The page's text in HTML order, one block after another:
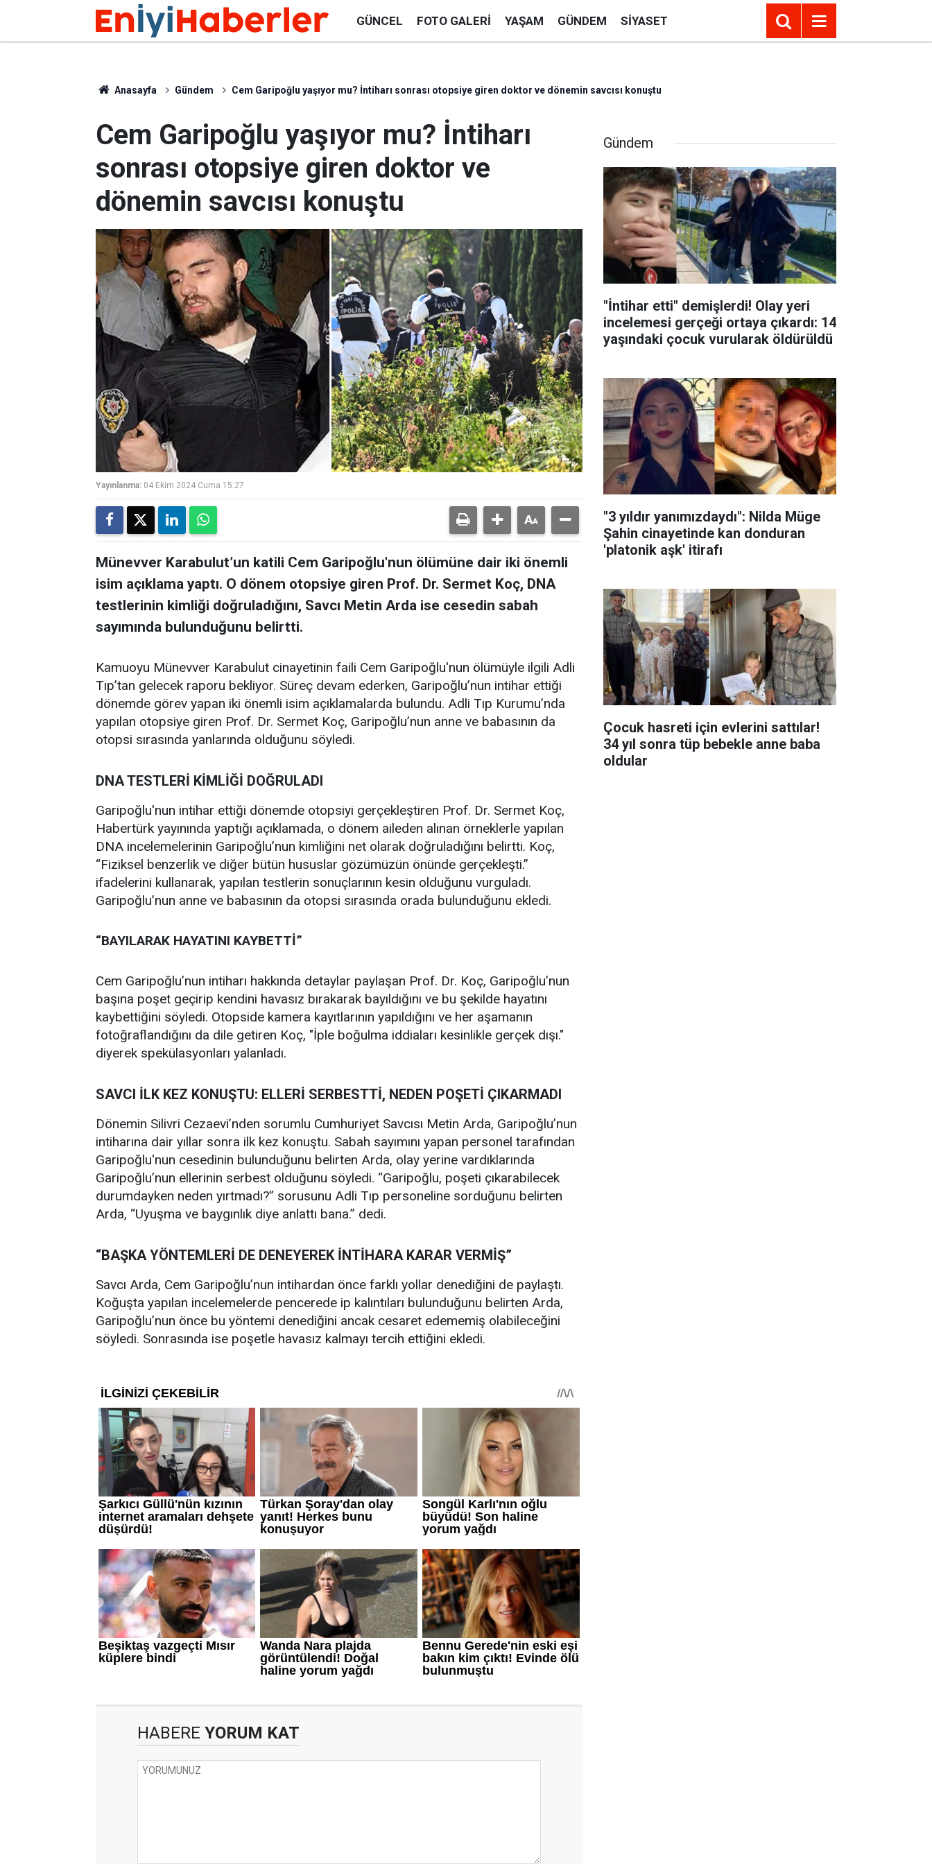
GÜNCEL FOTO GALERI YAŞAM GÜNDEM SIYASET
Anasayfa Gündem Cem Garipoğlu yaşıyor mu? İntiharı sonrası otopsiye giren doktor ve dönemin savcısı konuştu
Cem Garipoğlu yaşıyor mu? İntiharı
sonrası otopsiye giren doktor ve
dönemin savcısı konuştu
Yayınlanma: 04 Ekim 2024 Cuma 15:27
Münevver Karabulut’un katili Cem Garipoğlu'nun ölümüne dair iki önemli
isim açıklama yaptı. O dönem otopsiye giren Prof. Dr. Sermet Koç, DNA
testlerinin kimliği doğruladığını, Savcı Metin Arda ise cesedin sabah
sayımında bulunduğunu belirtti.
Kamuoyu Münevver Karabulut cinayetinin faili Cem Garipoğlu'nun ölümüyle ilgili Adli
Tıp’tan gelecek raporu bekliyor. Süreç devam ederken, Garipoğlu’nun intihar ettiği
dönemde görev yapan iki önemli isim açıklamalarda bulundu. Adli Tıp Kurumu’nda
yapılan otopsiye giren Prof. Dr. Sermet Koç, Garipoğlu’nun anne ve babasının da
otopsi sırasında yanlarında olduğunu söyledi.
DNA TESTLERİ KİMLİĞİ DOĞRULADI
Garipoğlu'nun intihar ettiği dönemde otopsiyi gerçekleştiren Prof. Dr. Sermet Koç,
Habertürk yayınında yaptığı açıklamada, o dönem aileden alınan örneklerle yapılan
DNA incelemelerinin Garipoğlu’nun kimliğini net olarak doğruladığını belirtti. Koç,
“Fiziksel benzerlik ve diğer bütün hususlar gözümüzün önünde gerçekleşti.”
ifadelerini kullanarak, yapılan testlerin sonuçlarının kesin olduğunu vurguladı.
Garipoğlu’nun anne ve babasının da otopsi sırasında orada bulunduğunu ekledi.
“BAYILARAK HAYATINI KAYBETTİ”
Cem Garipoğlu’nun intiharı hakkında detaylar paylaşan Prof. Dr. Koç, Garipoğlu’nun
başına poşet geçirip kendini havasız bırakarak bayıldığını ve bu şekilde hayatını
kaybettiğini söyledi. Otopside kamera kayıtlarının yapıldığını ve her aşamanın
fotoğraflandığını da dile getiren Koç, "İple boğulma iddiaları kesinlikle gerçek dışı."
diyerek spekülasyonları yalanladı.
SAVCI İLK KEZ KONUŞTU: ELLERİ SERBESTTİ, NEDEN POŞETİ ÇIKARMADI
Dönemin Silivri Cezaevi’nden sorumlu Cumhuriyet Savcısı Metin Arda, Garipoğlu’nun
intiharına dair yıllar sonra ilk kez konuştu. Sabah sayımını yapan personel tarafından
Garipoğlu'nun cesedinin bulunduğunu belirten Arda, olay yerine vardıklarında
Garipoğlu’nun ellerinin serbest olduğunu söyledi. “Garipoğlu, poşeti çıkarabilecek
durumdayken neden yırtmadı?” sorusunu Adli Tıp personeline sorduğunu belirten
Arda, “Uyuşma ve baygınlık diye anlattı bana.” dedi.
“BAŞKA YÖNTEMLERİ DE DENEYEREK İNTİHARA KARAR VERMİŞ”
Savcı Arda, Cem Garipoğlu’nun intihardan önce farklı yollar denediğini de paylaştı.
Koğuşta yapılan incelemelerde pencerede ip kalıntıları bulunduğunu belirten Arda,
Garipoğlu’nun önce bu yöntemi denediğini ancak cesaret edememiş olabileceğini
söyledi. Sonrasında ise poşetle havasız kalmayı tercih ettiğini ekledi.
HABERE YORUM KAT
Gündem
"İntihar etti" demişlerdi! Olay yeri
incelemesi gerçeği ortaya çıkardı: 14
yaşındaki çocuk vurularak öldürüldü
"3 yıldır yanımızdaydı": Nilda Müge
Şahin cinayetinde kan donduran
'platonik aşk' itirafı
Çocuk hasreti için evlerini sattılar!
34 yıl sonra tüp bebekle anne baba
oldular